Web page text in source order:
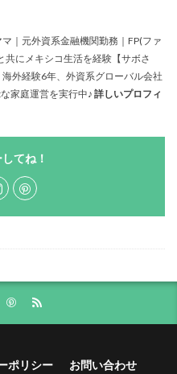
｜元外資系金融機関勤務｜FP(ファ
にメキシコ生活を経験【サボさ
外経験6年、外資系グローバル会社
家庭運営を実行中♪ 詳しいプロフィ
てね！
ポリシー お問い合わせ